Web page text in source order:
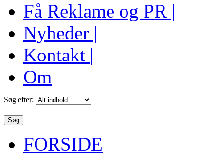
Få Reklame og PR |
Nyheder |
Kontakt |
Om
Søg efter:
FORSIDE